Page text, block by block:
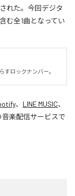
れた。今回デジタ
む全1曲となってい
すロックナンバー。
、 LINE MUSIC、
音楽配信サービスで